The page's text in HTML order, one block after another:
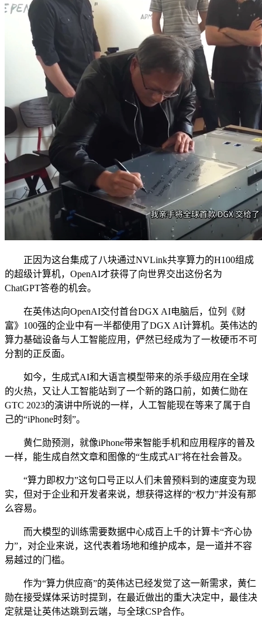
正因为这台集成了八块通过NVLink共享算力的H100组成
的超级计算机，OpenAI才获得了向世界交出这份名为
ChatGPT答卷的机会。
在英伟达向OpenAI交付首台DGX AI电脑后，位列《财
富》100强的企业中有一半都使用了DGX AI计算机。英伟达的
算力基础设备与人工智能应用，俨然已经成为了一枚硬币不可
分割的正反面。
如今，生成式AI和大语言模型带来的杀手级应用在全球
的火热，又让人工智能站到了一个新的路口前，如黄仁勋在
GTC 2023的演讲中所说的一样，人工智能现在等来了属于自
己的“iPhone时刻”。
黄仁勋预测，就像iPhone带来智能手机和应用程序的普及
一样，能生成自然文章和图像的“生成式AI”将在社会普及。
“算力即权力”这句口号正以人们未曾预料到的速度变为现
实，但对于企业和开发者来说，想获得这样的“权力”并没有那
么容易。
而大模型的训练需要数据中心成百上千的计算卡“齐心协
力”，对企业来说，这代表着场地和维护成本，是一道并不容
易越过的门槛。
作为“算力供应商”的英伟达已经发觉了这一新需求，黄仁
勋在接受媒体采访时提到，在最近做出的重大决定中，最佳决
定就是让英伟达跳到云端，与全球CSP合作。